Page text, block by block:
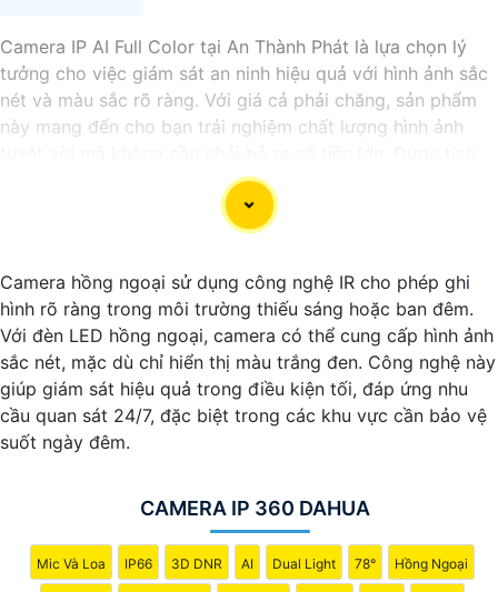
Camera IP AI Full Color tại An Thành Phát là lựa chọn lý
tưởng cho việc giám sát an ninh hiệu quả với hình ảnh sắc
nét và màu sắc rõ ràng. Với giá cả phải chăng, sản phẩm
này mang đến cho bạn trải nghiệm chất lượng hình ảnh
hợp công nghệ trí tuệ nhân tạo (AI), camera này giúp nhận
diện chính xác các chi tiết trong hình ảnh mà không cần
ánh sáng hồng ngoại, giúp tiết kiệm năng lượng và có độ
an toàn.
Camera hồng ngoại sử dụng công nghệ IR cho phép ghi
hình rõ ràng trong môi trường thiếu sáng hoặc ban đêm.
Với đèn LED hồng ngoại, camera có thể cung cấp hình ảnh
sắc nét, mặc dù chỉ hiển thị màu trắng đen. Công nghệ này
giúp giám sát hiệu quả trong điều kiện tối, đáp ứng nhu
cầu quan sát 24/7, đặc biệt trong các khu vực cần bảo vệ
suốt ngày đêm.
CAMERA IP 360 DAHUA
Mic Và Loa IP66 3D DNR AI Dual Light 78° Hồng Ngoại